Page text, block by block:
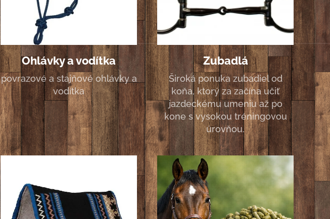
Ohlávky a vodítka
povrazové a stajňové ohlávky a
vodítka
Zubadlá
Široká ponuka zubadiel od
koňa, ktorý za začína učiť
jazdeckému umeniu až po
kone s vysokou tréningovou
úrovňou.